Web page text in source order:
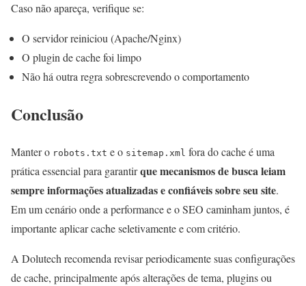
Caso não apareça, verifique se:
O servidor reiniciou (Apache/Nginx)
O plugin de cache foi limpo
Não há outra regra sobrescrevendo o comportamento
Conclusão
Manter o robots.txt e o sitemap.xml fora do cache é uma
prática essencial para garantirque mecanismos de busca leiam
sempre informações atualizadas e confiáveis sobre seu site.
Em um cenário onde a performance e o SEO caminham juntos, é
importante aplicar cache seletivamente e com critério.
A Dolutech recomenda revisar periodicamente suas configurações
de cache, principalmente após alterações de tema, plugins ou